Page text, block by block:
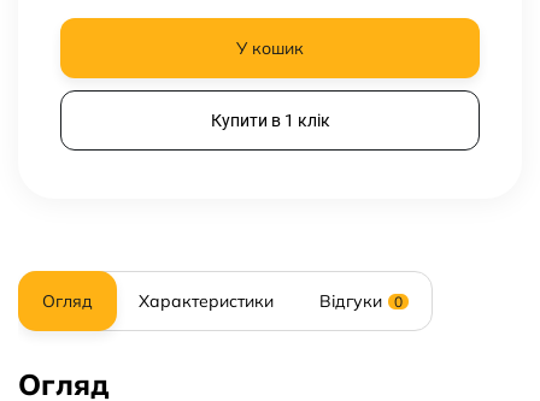
У кошик
Купити в 1 клік
Огляд Характеристики Відгуки 0
Огляд